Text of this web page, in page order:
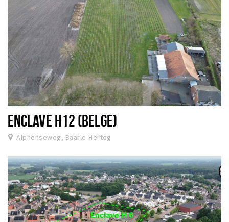
ENCLAVE H12 (BELGE)
Alphenseweg, Baarle-Hertog